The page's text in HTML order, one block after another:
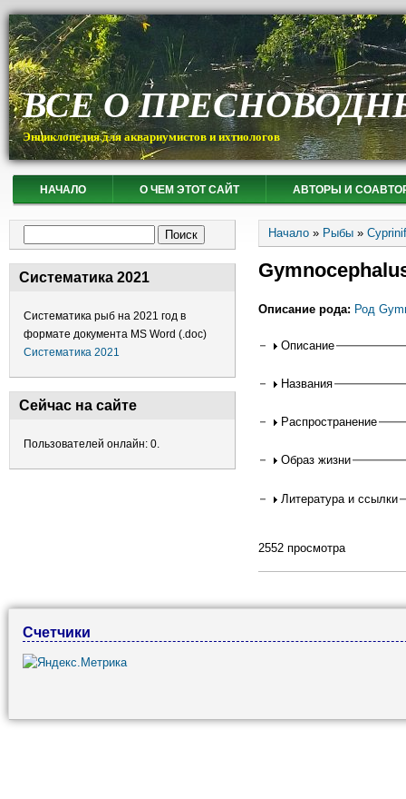
ВСЕ О
Энциклопедия для аквариумистов и ихтиологов
НАЧАЛО О ЧЕМ ЭТОТ САЙТ АВТОРЫ И
Систематика 2021
Систематика рыб на 2021 год в
формате документа MS Word (.doc)
Систематика 2021
Сейчас на сайте
Пользователей онлайн: 0.
Вы здесь
Начало » Рыбы »
Описание рода: Род
Описание
Названия
Распространение
Образ жизни
Литература и ссылки
2552 просмотра
Счетчики